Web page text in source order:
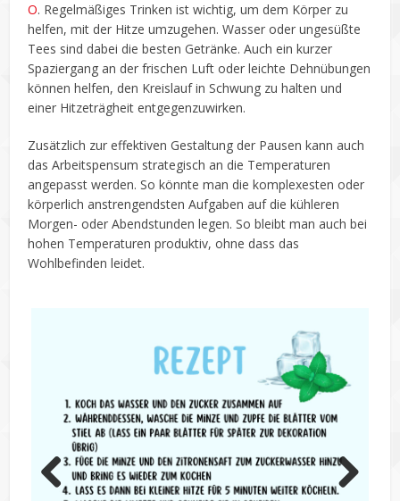
O. Regelmäßiges Trinken ist wichtig, um dem Körper zu
helfen, mit der Hitze umzugehen. Wasser oder ungesüßte
Tees sind dabei die besten Getränke. Auch ein kurzer
Spaziergang an der frischen Luft oder leichte Dehnübungen
können helfen, den Kreislauf in Schwung zu halten und
einer Hitzeträgheit entgegenzuwirken.
Zusätzlich zur effektiven Gestaltung der Pausen kann auch
das Arbeitspensum strategisch an die Temperaturen
angepasst werden. So könnte man die komplexesten oder
körperlich anstrengendsten Aufgaben auf die kühleren
Morgen- oder Abendstunden legen. So bleibt man auch bei
hohen Temperaturen produktiv, ohne dass das
Wohlbefinden leidet.